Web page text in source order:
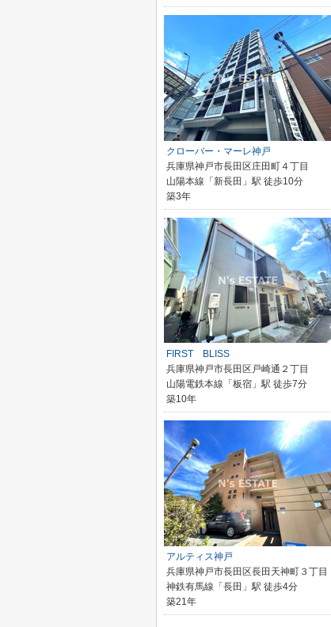
クローバー・マーレ神戸
兵庫県神戸市長田区庄田町４丁目
山陽本線「新長田」駅 徒歩10分
築3年
FIRST BLISS
兵庫県神戸市長田区戸崎通２丁目
山陽電鉄本線「板宿」駅 徒歩7分
築10年
アルティス神戸
兵庫県神戸市長田区長田天神町３丁目
神鉄有馬線「長田」駅 徒歩4分
築21年